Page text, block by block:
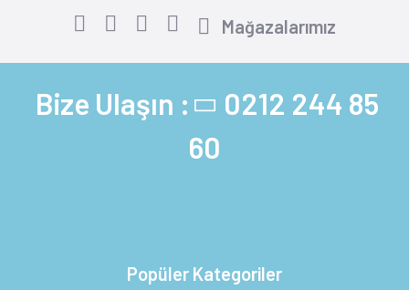
Mağazalarımız
Bize Ulaşın : 0212 244 85
60
Popüler Kategoriler